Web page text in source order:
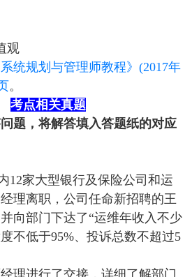
观
统规划与管理师教程》(2017年
。
考点相关真题
题，将解答填入答题纸的对应
12家大型银行及保险公司和运
理离职，公司任命新招聘的王
向部门下达了“运维年收入不少
不低于95%、投诉总数不超过5